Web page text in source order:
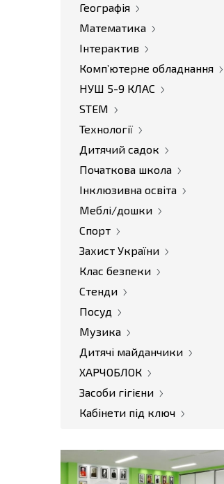
Географія
Математика
Інтерактив
Комп’ютерне обладнання
НУШ 5-9 КЛАС
STEM
Технології
Дитячий садок
Початкова школа
Інклюзивна освіта
Меблі/дошки
Спорт
Захист України
Клас безпеки
Стенди
Посуд
Музика
Дитячі майданчики
ХАРЧОБЛОК
Засоби гігієни
Кабінети під ключ